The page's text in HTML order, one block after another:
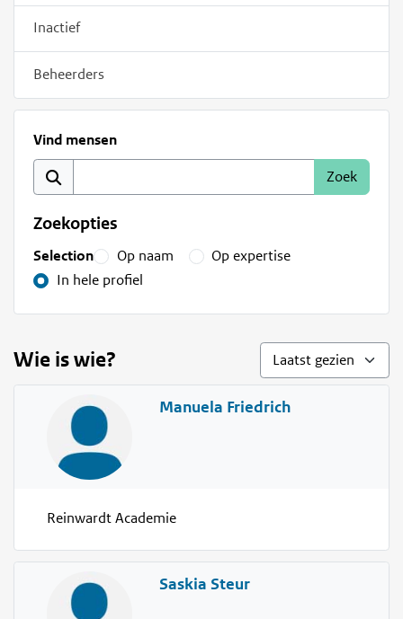
Inactief
Beheerders
Vind mensen
Zoekopties
Selection Op naam
Op expertise
In hele profiel
Wie is wie?
Manuela Friedrich
Reinwardt Academie
Saskia Steur